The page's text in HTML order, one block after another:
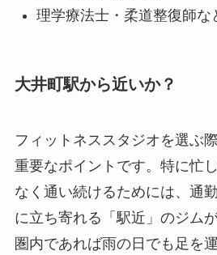
理学療法士・柔道整復師な
大井町駅から近いか？
フィットネススタジオを選ぶ
重要なポイントです。特に忙
なく通い続けるためには、通
に立ち寄れる「駅近」のジム
圏内であれば雨の日でも足を